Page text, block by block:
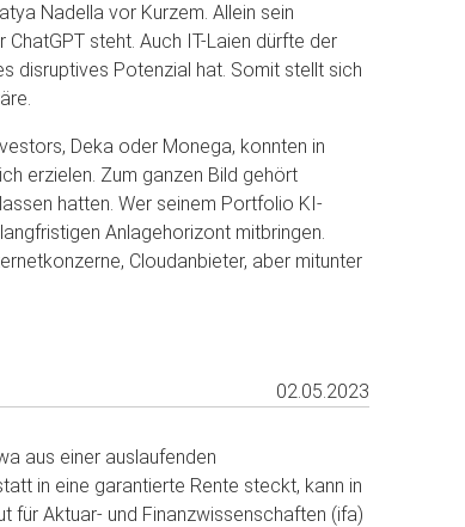
Nadella vor Kurzem. Allein sein
steht. Auch IT-Laien dürfte der
disruptives Potenzial hat. Somit stellt sich
Deka oder Monega, konnten in
erzielen. Zum ganzen Bild gehört
hatten. Wer seinem Portfolio KI-
Anlagehorizont mitbringen.
Cloudanbieter, aber mitunter
02.05.2023
aus einer auslaufenden
in eine garantierte Rente steckt, kann in
für Aktuar- und Finanzwissenschaften (ifa)